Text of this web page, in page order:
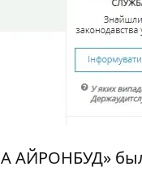
АЙРОНБУД»